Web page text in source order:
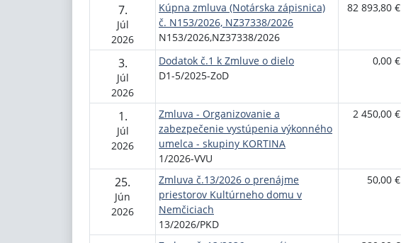
7.
Júl
2026
Kúpna zmluva (Notárska zápisnica)
č. N153/2026, NZ37338/2026
N153/2026,NZ37338/2026
82 893,80 €
3.
Júl
2026
Dodatok č.1 k Zmluve o dielo
D1-5/2025-ZoD
0,00 €
1.
Júl
2026
Zmluva - Organizovanie a
zabezpečenie vystúpenia výkonného
umelca - skupiny KORTINA
1/2026-VVU
2 450,00 €
25.
Jún
2026
Zmluva č.13/2026 o prenájme
priestorov Kultúrneho domu v
Nemčiciach
13/2026/PKD
50,00 €